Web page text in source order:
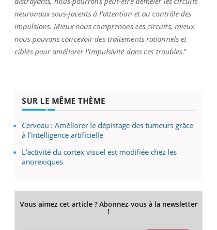
neuronaux sous-jacents à l'attention et au contrôle des
impulsions. Mieux nous comprenons ces circuits, mieux
nous pouvons concevoir des traitements rationnels et
ciblés pour améliorer l'impulsivité dans ces troubles.”
SUR LE MÊME THÈME
Cerveau : Améliorer le dépistage des tumeurs grâce
à l’intelligence artificielle
L'activité du cortex visuel est modifiée chez les
anorexiques
Vous aimez cet article ? Abonnez-vous à la newsletter
!